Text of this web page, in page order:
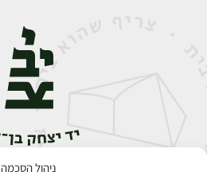
ניהול הסכמה